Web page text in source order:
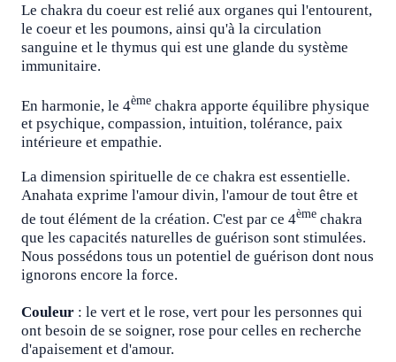
Le chakra du coeur est relié aux organes qui l'entourent,
le coeur et les poumons, ainsi qu'à la circulation
sanguine et le thymus qui est une glande du système
immunitaire.
En harmonie, le 4ème chakra apporte équilibre physique
et psychique, compassion, intuition, tolérance, paix
intérieure et empathie.
La dimension spirituelle de ce chakra est essentielle.
Anahata exprime l'amour divin, l'amour de tout être et
de tout élément de la création. C'est par ce 4ème chakra
que les capacités naturelles de guérison sont stimulées.
Nous possédons tous un potentiel de guérison dont nous
ignorons encore la force.
Couleur : le vert et le rose, vert pour les personnes qui
ont besoin de se soigner, rose pour celles en recherche
d'apaisement et d'amour.